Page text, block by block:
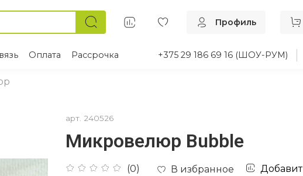
Профиль
Оплата Рассрочка +375 29 186 69 16 (ШОУ-РУМ)
арт. 240526
Микровелюр Bubble
(0) В избранное